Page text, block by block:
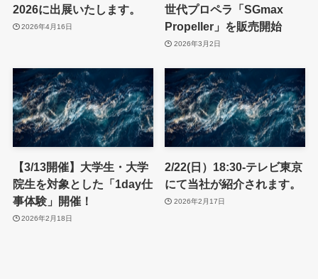
2026に出展いたします。
2026年4月16日
世代プロペラ「SGmax
Propeller」を販売開始
2026年3月2日
【3/13開催】大学生・大学
院生を対象とした「1day仕
事体験」開催！
2026年2月18日
2/22(日）18:30-テレビ東京
にて当社が紹介されます。
2026年2月17日